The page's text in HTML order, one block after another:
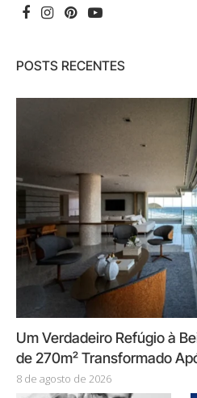
POSTS RECENTES
Um Verdadeiro Refúgio à
de 270m² Transformado
8 de agosto de 2026